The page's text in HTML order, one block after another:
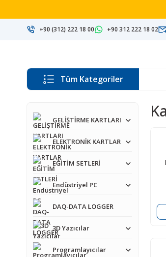
+90 (312) 222 18 00 +90 312 222 18 02
Tüm Kategoriler
GELİŞTİRME KARTLARI
ELEKTRONİK KARTLAR
EĞİTİM SETLERİ
Endüstriyel PC
DAQ-DATA LOGGER
3D Yazıcılar
Programlayıcılar